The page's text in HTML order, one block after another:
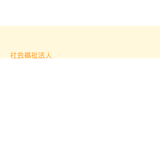
社会福祉法人